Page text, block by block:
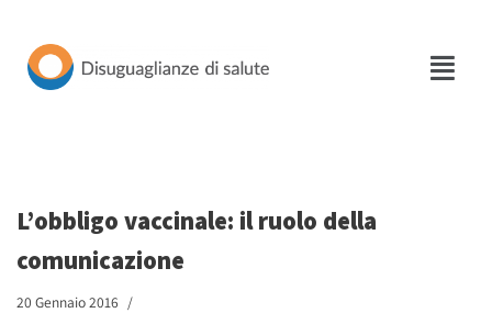
Vai
L’obbligo vaccinale: il ruolo della
comunicazione
20 Gennaio 2016